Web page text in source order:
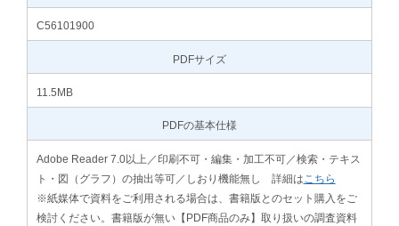
C56101900
PDFサイズ
11.5MB
PDFの基本仕様
Adobe Reader 7.0以上／印刷不可・編集・加工不可／検索・テキス
ト・図（グラフ）の抽出等可／しおり機能無し 詳細は こちら
※紙媒体で資料をご利用される場合は、書籍版とのセット購入をご
検討ください。書籍版が無い【PDF商品のみ】取り扱いの調査資料